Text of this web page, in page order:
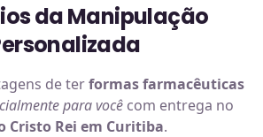
da Manipulação
de terformas farmacêuticas
para você com entrega no
Cristo Rei em Curitiba.